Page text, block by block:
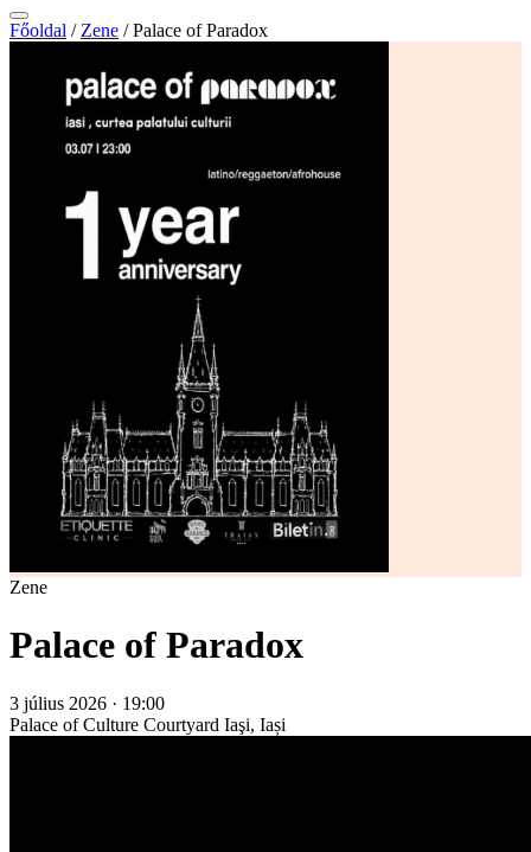
Főoldal / Zene / Palace of Paradox
Zene
Palace of Paradox
3 július 2026 · 19:00
Palace of Culture Courtyard Iaşi, Iași